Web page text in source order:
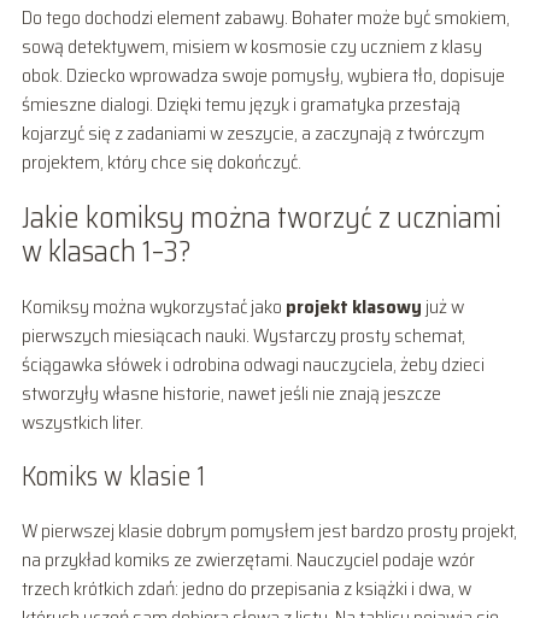
Do tego dochodzi element zabawy. Bohater może być smokiem,
sową detektywem, misiem w kosmosie czy uczniem z klasy
obok. Dziecko wprowadza swoje pomysły, wybiera tło, dopisuje
śmieszne dialogi. Dzięki temu język i gramatyka przestają
kojarzyć się z zadaniami w zeszycie, a zaczynają z twórczym
projektem, który chce się dokończyć.
Jakie komiksy można tworzyć z uczniami
w klasach 1–3?
Komiksy można wykorzystać jako projekt klasowy już w
pierwszych miesiącach nauki. Wystarczy prosty schemat,
ściągawka słówek i odrobina odwagi nauczyciela, żeby dzieci
stworzyły własne historie, nawet jeśli nie znają jeszcze
wszystkich liter.
Komiks w klasie 1
W pierwszej klasie dobrym pomysłem jest bardzo prosty projekt,
na przykład komiks ze zwierzętami. Nauczyciel podaje wzór
trzech krótkich zdań: jedno do przepisania z książki i dwa, w